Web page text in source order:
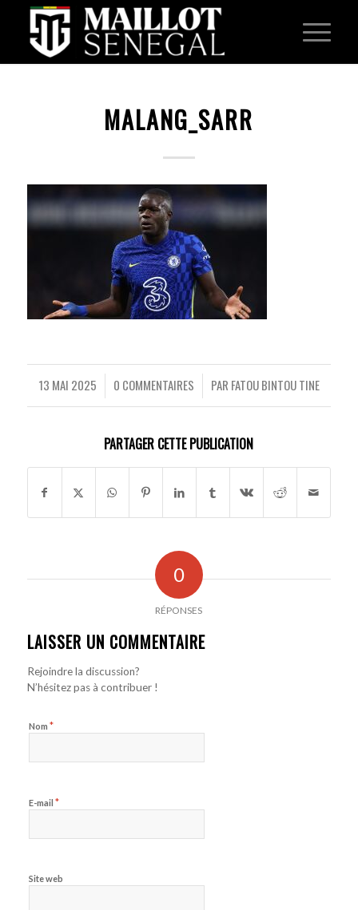
MALANG_SARR
13 MAI 2025
/ 0 COMMENTAIRES
/ PAR FATOU BINTOU TINE
PARTAGER CETTE PUBLICATION
0
RÉPONSES
LAISSER UN COMMENTAIRE
Rejoindre la discussion?
N’hésitez pas à contribuer !
Nom *
E-mail *
Site web